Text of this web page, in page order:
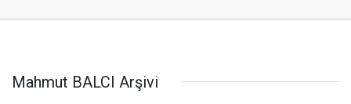
Mahmut BALCI Arşivi